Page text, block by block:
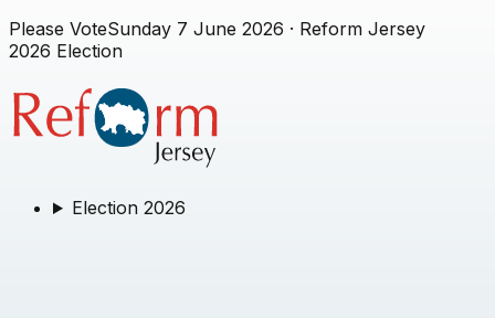
Please VoteSunday 7 June 2026 · Reform Jersey
2026 Election
Election 2026